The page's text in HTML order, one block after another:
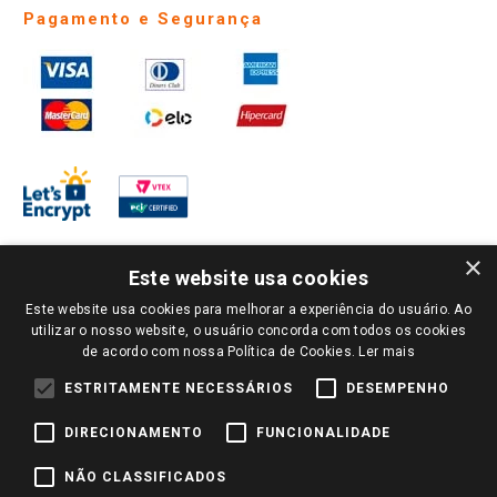
Pagamento e Segurança
PARA VER OS PREÇOS DA SUA REGIÃO, FAÇA LOGIN E SELECIONE A LOJA DE
SUA PREFERÊNCIA. SOMENTE APÓS O LOGIN, OS PREÇOS DA SUA REGIÃO OU
LOJA SERÃO CARREGADOS.
TODOS OS PREÇOS E CONDIÇÕES COMERCIAIS DESTE SITE SÃO VÁLIDOS APENAS
PARA COMPRAS REALIZADAS NO GIASSI.COM.BR E NA LOJA SELECIONADA
PREÇOS PARA AS VENDAS ONLINE DIVULGADOS NO SITE PREVALECEM ANTE
COMUNICAÇÃO E SITES DE BUSCAS.
2022 COPYRIGHT - GIASSI SUPERMERCADOS. TODOS OS DIREITOS RESERVADOS.
×
Este website usa cookies
Este website usa cookies para melhorar a experiência do usuário. Ao
utilizar o nosso website, o usuário concorda com todos os cookies
de acordo com nossa Política de Cookies. Ler mais
ESTRITAMENTE NECESSÁRIOS DESEMPENHO
DIRECIONAMENTO FUNCIONALIDADE
NÃO CLASSIFICADOS